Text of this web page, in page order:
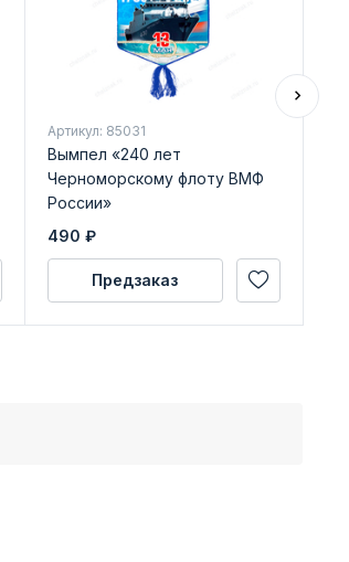
Артикул: 85031
Вымпел «240 лет
Черноморскому флоту ВМФ
России»
490 ₽
Предзаказ